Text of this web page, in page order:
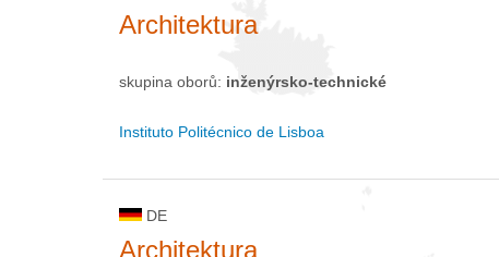
Architektura
skupina oborů: inženýrsko-technické
Instituto Politécnico de Lisboa
DE
Architektura